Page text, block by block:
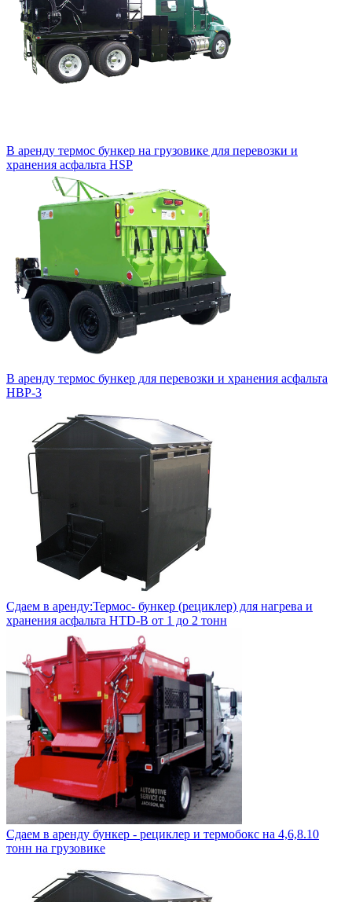
В аренду термос бункер на грузовике для перевозки и
хранения асфальта HSP
В аренду термос бункер для перевозки и хранения асфальта
HBP-3
Сдаем в аренду:Термос- бункер (рециклер) для нагрева и
хранения асфальта HTD-B от 1 до 2 тонн
Сдаем в аренду бункер - рециклер и термобокс на 4,6,8.10
тонн на грузовике